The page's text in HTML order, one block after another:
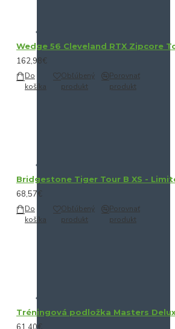
Wedge 56 Cleveland RTX Zipcore
162,98€
Do
košíka
Obľúbený
produkt
Porovnať
produkt
Bridgestone Tiger Tour B XS -
68,57€
Do
košíka
Obľúbený
produkt
Porovnať
produkt
Tréningová podložka Masters